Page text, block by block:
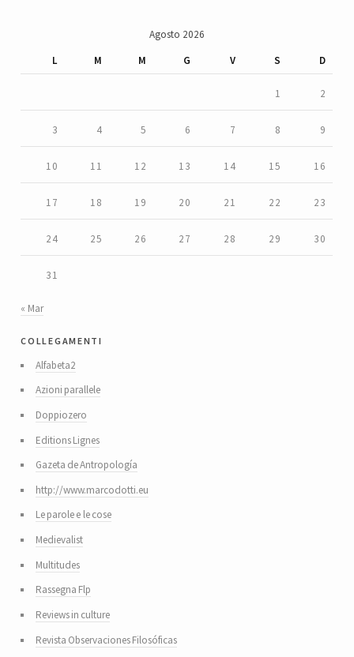
Agosto 2026
L
M M G V S D
1 2
3 4 5 6 7 8 9
10 11 12 13 14 15 16
17 18 19 20 21 22 23
24 25 26 27 28 29 30
31
« Mar
collegamenti
Alfabeta2
Azioni parallele
Doppiozero
Editions Lignes
Gazeta de Antropología
http://www.marcodotti.eu
Le parole e le cose
Medievalist
Multitudes
Rassegna Flp
Reviews in culture
Revista Observaciones Filosóficas